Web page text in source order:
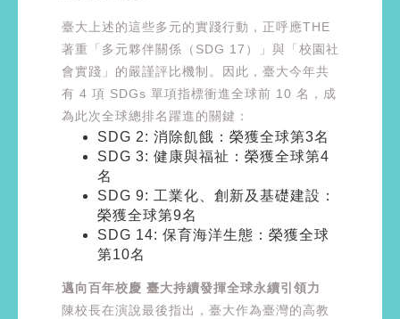
臺大上述的這些多元的實踐行動，正呼應THE
著重「多元夥伴關係（SDG 17）」與「校園社
會實踐」的嚴謹評比機制。因此，臺大今年共
有 4 項 SDGs 單項指標衝進全球前 10 名，成
為此次全球總排名躍進的關鍵：
SDG 2: 消除飢餓：榮獲全球第3名
SDG 3: 健康與福祉：榮獲全球第4
名
SDG 9: 工業化、創新及基礎建設：
榮獲全球第9名
SDG 14: 保育海洋生態：榮獲全球
第10名
邁向百年校慶 臺大持續發揮全球永續引領力
陳校長在演說最後指出，臺大作為臺灣的高教